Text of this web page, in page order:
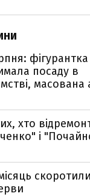
посаду в
хто
і